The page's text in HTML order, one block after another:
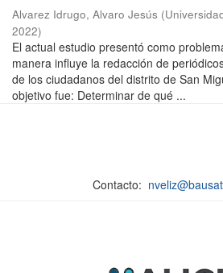
Alvarez Idrugo, Alvaro Jesús (
2022)
El actual estudio presentó como
manera influye la redacción de
de los ciudadanos del distrito de San
objetivo fue: Determinar de qué ...
Contacto: